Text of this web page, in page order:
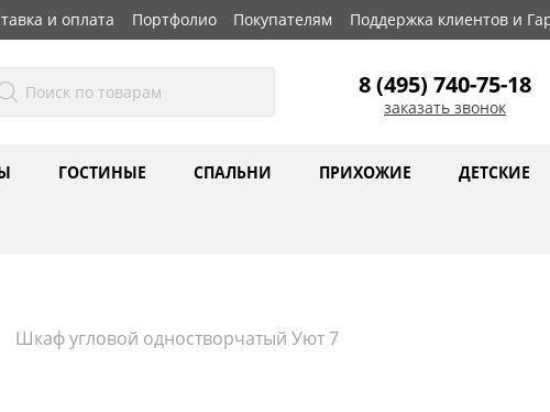
и оплата Портфолио Покупателям Поддержка клиентов и
8 (495) 740-75-18
заказать звонок
ГОСТИНЫЕ СПАЛЬНИ ПРИХОЖИЕ ДЕТСКИЕ
Шкаф угловой одностворчатый Уют 7